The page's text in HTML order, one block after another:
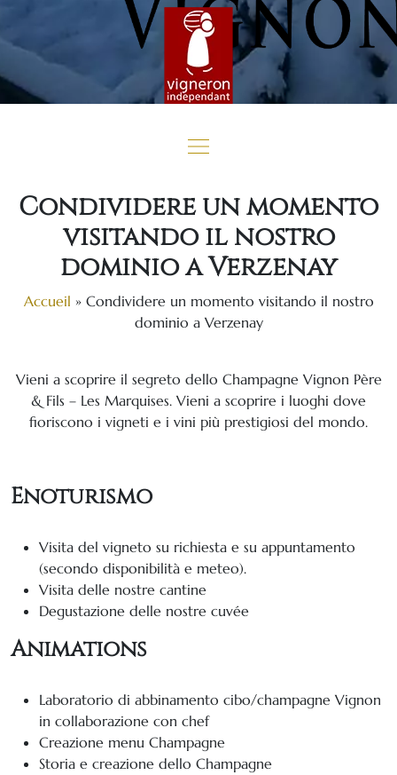
Condividere un momento
visitando il nostro
dominio a Verzenay
Accueil » Condividere un momento visitando il nostro
dominio a Verzenay
Vieni a scoprire il segreto dello Champagne Vignon Père
& Fils – Les Marquises. Vieni a scoprire i luoghi dove
fioriscono i vigneti e i vini più prestigiosi del mondo.
Enoturismo
Visita del vigneto su richiesta e su appuntamento
(secondo disponibilità e meteo).
Visita delle nostre cantine
Degustazione delle nostre cuvée
Animations
Laboratorio di abbinamento cibo/champagne Vignon
in collaborazione con chef
Creazione menu Champagne
Storia e creazione dello Champagne